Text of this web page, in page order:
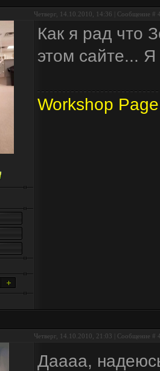
Четверг, 14.10.2010, 14:36 | Сообщение #
Как я рад что
этом сайте...
Workshop Page
Четверг, 14.10.2010, 21:03 | Сообщение #
Даааа,